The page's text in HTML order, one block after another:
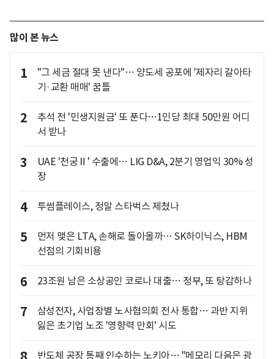
많이 본 뉴스
1
"그 세금 절대 못 낸다"… 양도세 공포에 '제자리 갈아타
기·교환 매매' 꿈틀
2
추석 전 '민생지원금' 또 푼다…1인당 최대 50만원 어디
서 받나
3
UAE '천궁Ⅱ' 수출에… LIG D&A, 2분기 영업익 30% 성
장
4 투썸플레이스, 정말 스타벅스 제쳤나
5
먼저 맺은 LTA, 손해로 돌아올까… SK하이닉스, HBM
선점의 기회비용
6 23조원 남은 소상공인 코로나 대출… 정부, 또 탕감하나
7
삼성전자, 사업장별 노사협의회 전사 통합… 과반 지위
잃은 초기업 노조 '영향력 만회' 시도
반도체 공장 통째 인수하는 노키아… "메모리 다음은 광